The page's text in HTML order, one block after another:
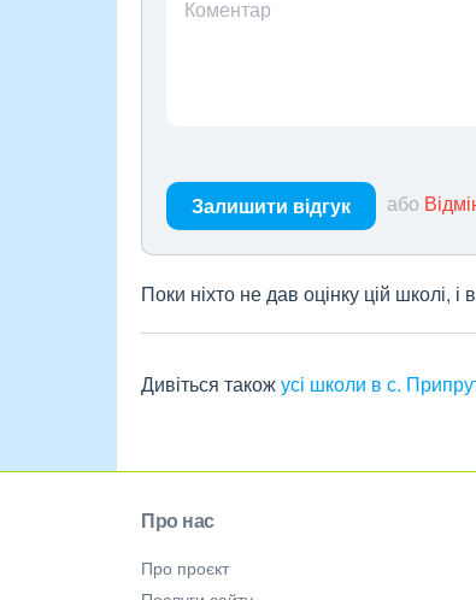
Коментар
Залишити відгук або
Поки ніхто не дав оцінку цій школі,
Дивіться такожусі школи в с.
Про нас
Про проєкт